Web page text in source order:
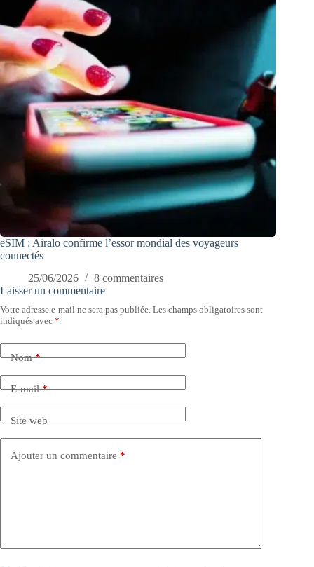
eSIM : Airalo confirme l’essor mondial des voyageurs
connectés
25/06/2026
8 commentaires
Laisser un commentaire
Votre adresse e-mail ne sera pas publiée. Les champs obligatoires sont
indiqués avec *
Nom*
E-mail*
Site web
Ajouter un commentaire *